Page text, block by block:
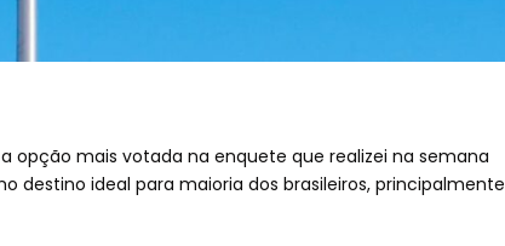
opção mais votada na enquete que realizei na semana
destino ideal para maioria dos brasileiros, principalmente